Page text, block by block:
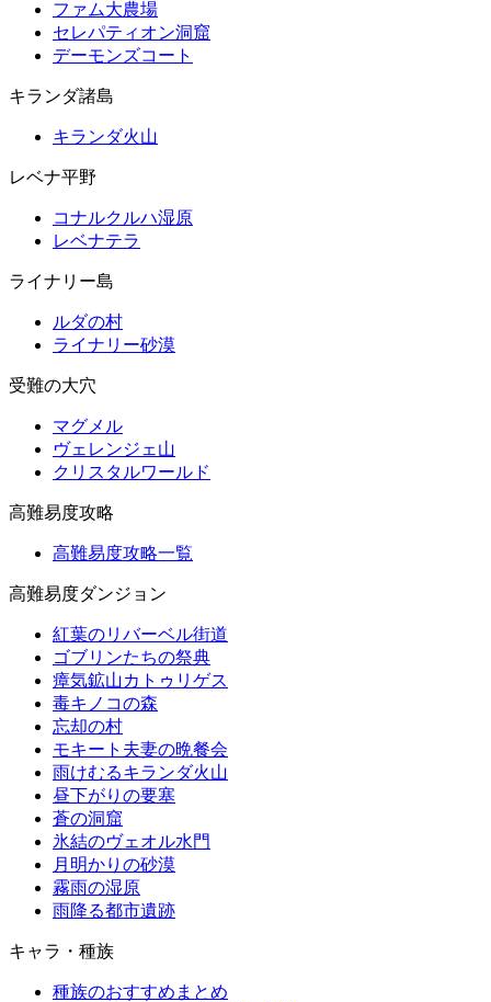
ファム大農場
セレパティオン洞窟
デーモンズコート
キランダ諸島
キランダ火山
レベナ平野
コナルクルハ湿原
レベナテラ
ライナリー島
ルダの村
ライナリー砂漠
受難の大穴
マグメル
ヴェレンジェ山
クリスタルワールド
高難易度攻略
高難易度攻略一覧
高難易度ダンジョン
紅葉のリバーベル街道
ゴブリンたちの祭典
瘴気鉱山カトゥリゲス
毒キノコの森
忘却の村
モキート夫妻の晩餐会
雨けむるキランダ火山
昼下がりの要塞
蒼の洞窟
氷結のヴェオル水門
月明かりの砂漠
霧雨の湿原
雨降る都市遺跡
キャラ・種族
種族のおすすめまとめ